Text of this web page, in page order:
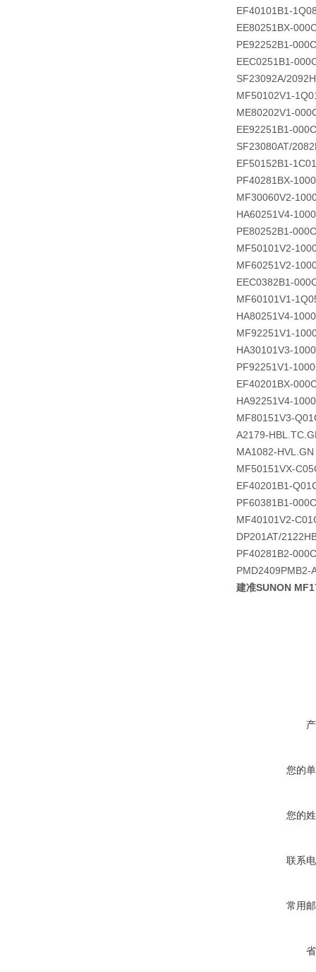
EF40101B1-
EE80251BX-
PE92252B1-
EEC0251B1-
SF23092A/
MF50102V1-
ME80202V1-
EE92251B1-
SF23080AT/
EF50152B1-
PF40281BX-
MF30060V2-
HA60251V4-
PE80252B1-
MF50101V2-
MF60251V2-
EEC0382B1-
MF60101V1-
HA80251V4-
MF92251V1-
HA30101V3-
PF92251V1-
EF40201BX-
HA92251V4-
MF80151V3-
A2179-
MA1082-HVL.GN
MF50151VX-
EF40201B1-
PF60381B1-
MF40101V2-
DP201AT/
PF40281B2-
PMD2409PMB2-
建准SUNON
您的
您的
联系
常用